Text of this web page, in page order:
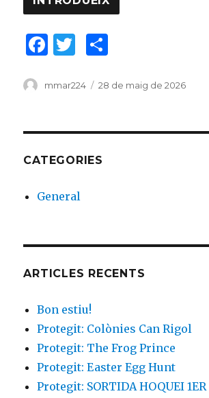
F
c
b
o
k
T
it
r
m
ar
Author
mmar224
Posted
28 de maig de 2026
CATEGORIES
General
ARTICLES RECENTS
Bon estiu!
Protegit: Colònies Can Rigol
Protegit: The Frog Prince
Protegit: Easter Egg Hunt
Protegit: SORTIDA HOQUEI